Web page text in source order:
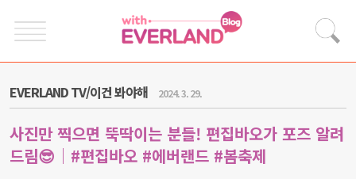
EVERLAND TV/이건 봐야해 2024. 3. 29.
사진만 찍으면 뚝딱이는 분들! 편집바오가 포즈 알려
드림😎｜#편집바오 #에버랜드 #봄축제